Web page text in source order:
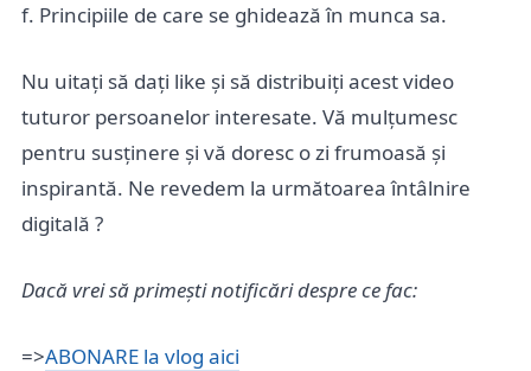
f. Principiile de care se ghidează în munca sa.
Nu uitați să dați like și să distribuiți acest video
tuturor persoanelor interesate. Vă mulțumesc
pentru susținere și vă doresc o zi frumoasă și
inspirantă. Ne revedem la următoarea întâlnire
digitală ?
Dacă vrei să primești notificări despre ce fac:
=>ABONARE la vlog aici